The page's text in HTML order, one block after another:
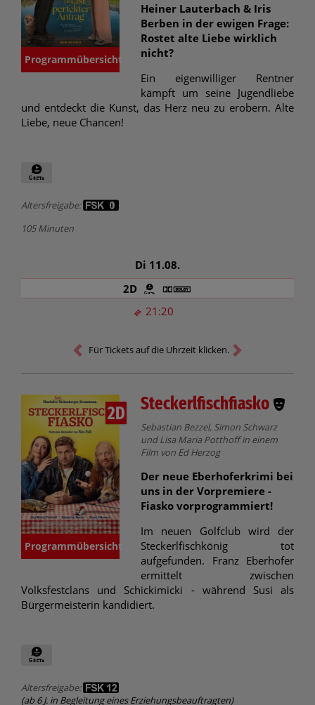
Programmübersicht
Heiner Lauterbach & Iris
Berben in der ewigen Frage:
Rostet alte Liebe wirklich
nicht?
Ein eigenwilliger Rentner
kämpft um seine Jugendliebe
und entdeckt die Kunst, das Herz neu zu erobern. Alte
Liebe, neue Chancen!
Altersfreigabe:
105 Minuten
Di 11.08.
21:20
2D
Für Tickets auf die Uhrzeit klicken.
2D
Programmübersicht
Steckerlfischfiasko
Sebastian Bezzel, Simon Schwarz
und Lisa Maria Potthoff in einem
Film von Ed Herzog
Der neue Eberhoferkrimi bei
uns in der Vorpremiere -
Fiasko vorprogrammiert!
Im neuen Golfclub wird der
Steckerlfischkönig tot
aufgefunden. Franz Eberhofer
ermittelt zwischen
Volksfestclans und Schickimicki - während Susi als
Bürgermeisterin kandidiert.
Altersfreigabe:
(ab 6 J. in Begleitung eines Erziehungsbeauftragten)